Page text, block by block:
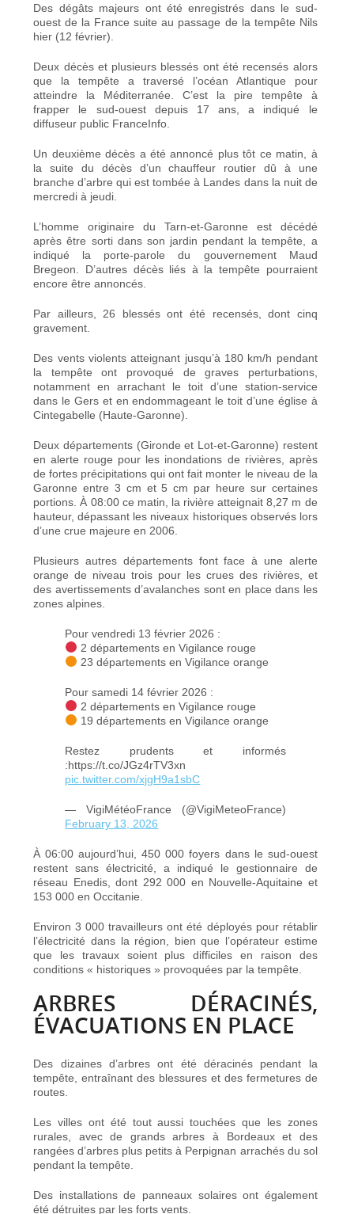
Des dégâts majeurs ont été enregistrés dans le sud-
ouest de la France suite au passage de la tempête Nils
hier (12 février).
Deux décès et plusieurs blessés ont été recensés alors
que la tempête a traversé l’océan Atlantique pour
atteindre la Méditerranée. C’est la pire tempête à
frapper le sud-ouest depuis 17 ans, a indiqué le
diffuseur public FranceInfo.
Un deuxième décès a été annoncé plus tôt ce matin, à
la suite du décès d’un chauffeur routier dû à une
branche d’arbre qui est tombée à Landes dans la nuit de
mercredi à jeudi.
L’homme originaire du Tarn-et-Garonne est décédé
après être sorti dans son jardin pendant la tempête, a
indiqué la porte-parole du gouvernement Maud
Bregeon. D’autres décès liés à la tempête pourraient
encore être annoncés.
Par ailleurs, 26 blessés ont été recensés, dont cinq
gravement.
Des vents violents atteignant jusqu’à 180 km/h pendant
la tempête ont provoqué de graves perturbations,
notamment en arrachant le toit d’une station-service
dans le Gers et en endommageant le toit d’une église à
Cintegabelle (Haute-Garonne).
Deux départements (Gironde et Lot-et-Garonne) restent
en alerte rouge pour les inondations de rivières, après
de fortes précipitations qui ont fait monter le niveau de la
Garonne entre 3 cm et 5 cm par heure sur certaines
portions. À 08:00 ce matin, la rivière atteignait 8,27 m de
hauteur, dépassant les niveaux historiques observés lors
d’une crue majeure en 2006.
Plusieurs autres départements font face à une alerte
orange de niveau trois pour les crues des rivières, et
des avertissements d’avalanches sont en place dans les
zones alpines.
Pour vendredi 13 février 2026 :
2 départements en Vigilance rouge
23 départements en Vigilance orange
Pour samedi 14 février 2026 :
2 départements en Vigilance rouge
19 départements en Vigilance orange
Restez prudents et informés
:https://t.co/JGz4rTV3xn
pic.twitter.com/xjgH9a1sbC
— VigiMétéoFrance (@VigiMeteoFrance)
February 13, 2026
À 06:00 aujourd’hui, 450 000 foyers dans le sud-ouest
restent sans électricité, a indiqué le gestionnaire de
réseau Enedis, dont 292 000 en Nouvelle-Aquitaine et
153 000 en Occitanie.
Environ 3 000 travailleurs ont été déployés pour rétablir
l’électricité dans la région, bien que l’opérateur estime
que les travaux soient plus difficiles en raison des
conditions « historiques » provoquées par la tempête.
ARBRES DÉRACINÉS,
ÉVACUATIONS EN PLACE
Des dizaines d’arbres ont été déracinés pendant la
tempête, entraînant des blessures et des fermetures de
routes.
Les villes ont été tout aussi touchées que les zones
rurales, avec de grands arbres à Bordeaux et des
rangées d’arbres plus petits à Perpignan arrachés du sol
pendant la tempête.
Des installations de panneaux solaires ont également
été détruites par les forts vents.